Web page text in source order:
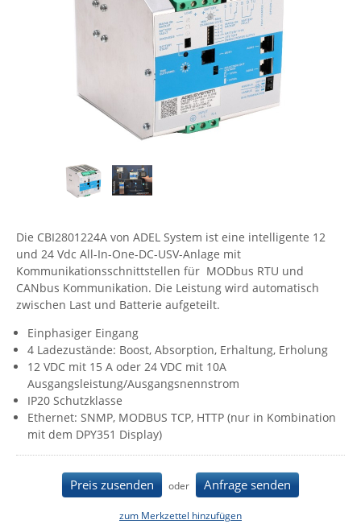
IP, WLAN & GSM Sensorik
IoT - Internet of Things
IPC, Industrielle Netzwerktechnik & WLAN
Industrielle Netzwerktechnik / Kommunikation
Wi-Fi - WLAN - Wireless
RMA / Rücksendung / Support
Contemporary Controls
Enginko - mcf88
Fokus Technologies
Gude
Guntermann & Drunck
High Sec Labs
HW group
Icron
IEC Lock
Ihse
Kerlink
Kramer Electronics
KVM TEC
Die CBI2801224A von ADEL System ist eine intelligente 12
und 24 Vdc All-In-One-DC-USV-Anlage mit
Kommunikationsschnittstellen für MODbus RTU und
CANbus Kommunikation. Die Leistung wird automatisch
zwischen Last und Batterie aufgeteilt.
Einphasiger Eingang
4 Ladezustände: Boost, Absorption, Erhaltung, Erholung
12 VDC mit 15 A oder 24 VDC mit 10A
Ausgangsleistung/Ausgangsnennstrom
IP20 Schutzklasse
Ethernet: SNMP, MODBUS TCP, HTTP (nur in Kombination
mit dem DPY351 Display)
Preis zusenden oder Anfrage senden
zum Merkzettel hinzufügen